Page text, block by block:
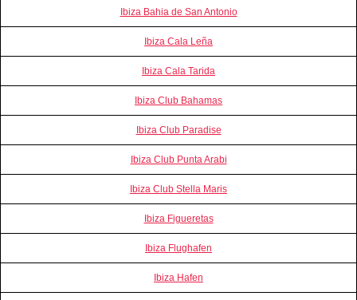
Ibiza Bahia de San Antonio
Ibiza Cala Leña
Ibiza Cala Tarida
Ibiza Club Bahamas
Ibiza Club Paradise
Ibiza Club Punta Arabi
Ibiza Club Stella Maris
Ibiza Figueretas
Ibiza Flughafen
Ibiza Hafen